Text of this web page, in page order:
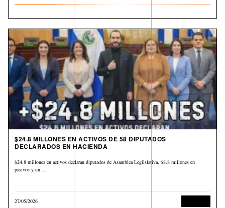
$24.8 MILLONES EN ACTIVOS DE 58 DIPUTADOS
DECLARADOS EN HACIENDA
$24.8 millones en activos declaran diputados de Asamblea Legilslativa, $8.8 millones en
pasivos y un…
27/05/2026